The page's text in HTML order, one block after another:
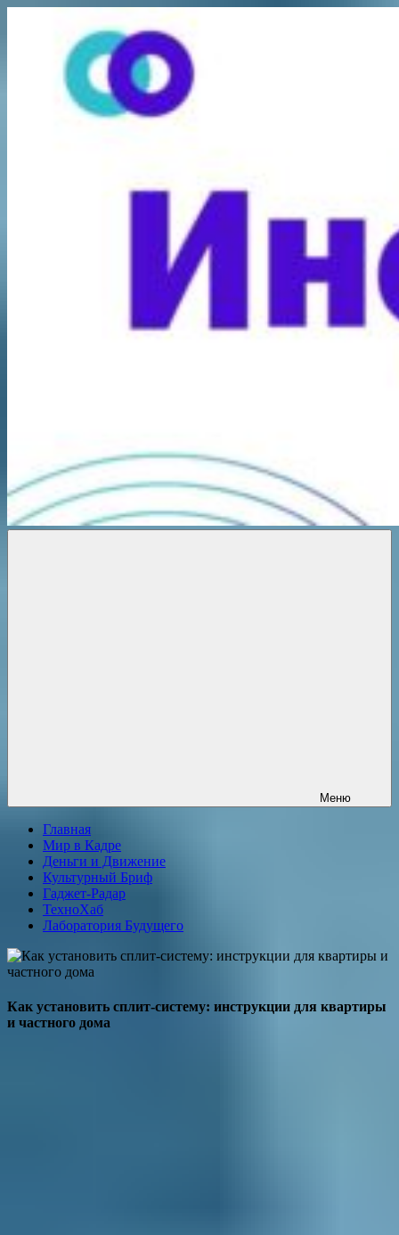
содержимому
Меню
Главная
Мир в Кадре
Деньги и Движение
Культурный Бриф
Гаджет-Радар
ТехноХаб
Лаборатория Будущего
Как установить сплит-систему: инструкции для квартиры
и частного дома